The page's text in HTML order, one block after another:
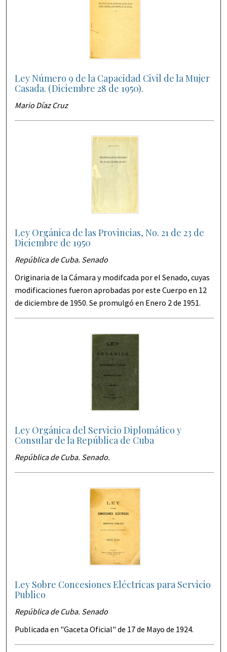
Ley Número 9 de la Capacidad Civil de la Mujer
Casada. (Diciembre 28 de 1950).
Mario Díaz Cruz
Ley Orgánica de las Provincias, No. 21 de 23 de
Diciembre de 1950
República de Cuba. Senado
Originaria de la Cámara y modifcada por el Senado, cuyas
modificaciones fueron aprobadas por este Cuerpo en 12
de diciembre de 1950. Se promulgó en Enero 2 de 1951.
Ley Orgánica del Servicio Diplomático y
Consular de la República de Cuba
República de Cuba. Senado.
Ley Sobre Concesiones Eléctricas para Servicio
Publico
República de Cuba. Senado
Publicada en "Gaceta Oficial" de 17 de Mayo de 1924.